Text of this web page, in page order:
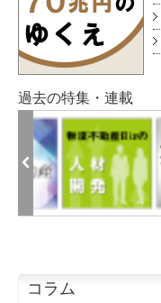
過去の特集・連載
コラム